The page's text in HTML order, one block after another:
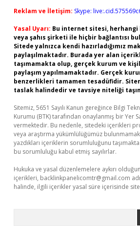
Reklam ve İletişim: Skype:
Yasal Uyarı: Bu internet sitesi,
veya şahıs şirketi ile hiçbir bağlantısı
Sitede yalnızca kendi hazırladığımız
paylaşılmaktadır. Burada yer alan
taşımamakta olup, gerçek kurum ve
paylaşım yapılmamaktadır. Gerçek
benzerlikleri tamamen tesadüfidir.
taslak halindedir ve tavsiye niteliği
Sitemiz, 5651 Sayılı Kanun gereğince Bilgi
Kurumu (BTK) tarafından onaylanmış bir Yer
vermektedir. Bu nedenle, sitedeki içerikleri
veya araştırma yükümlülüğümüz
yazdıkları içeriklerin sorumluluğunu
bu sorumluluğu kabul etmiş sayılırlar.
Hukuka ve yasal düzenlemelere aykırı
içerikleri, backlinkpanelicomtr@gmail.com
halinde, ilgili içerikler yasal süre içerisinde